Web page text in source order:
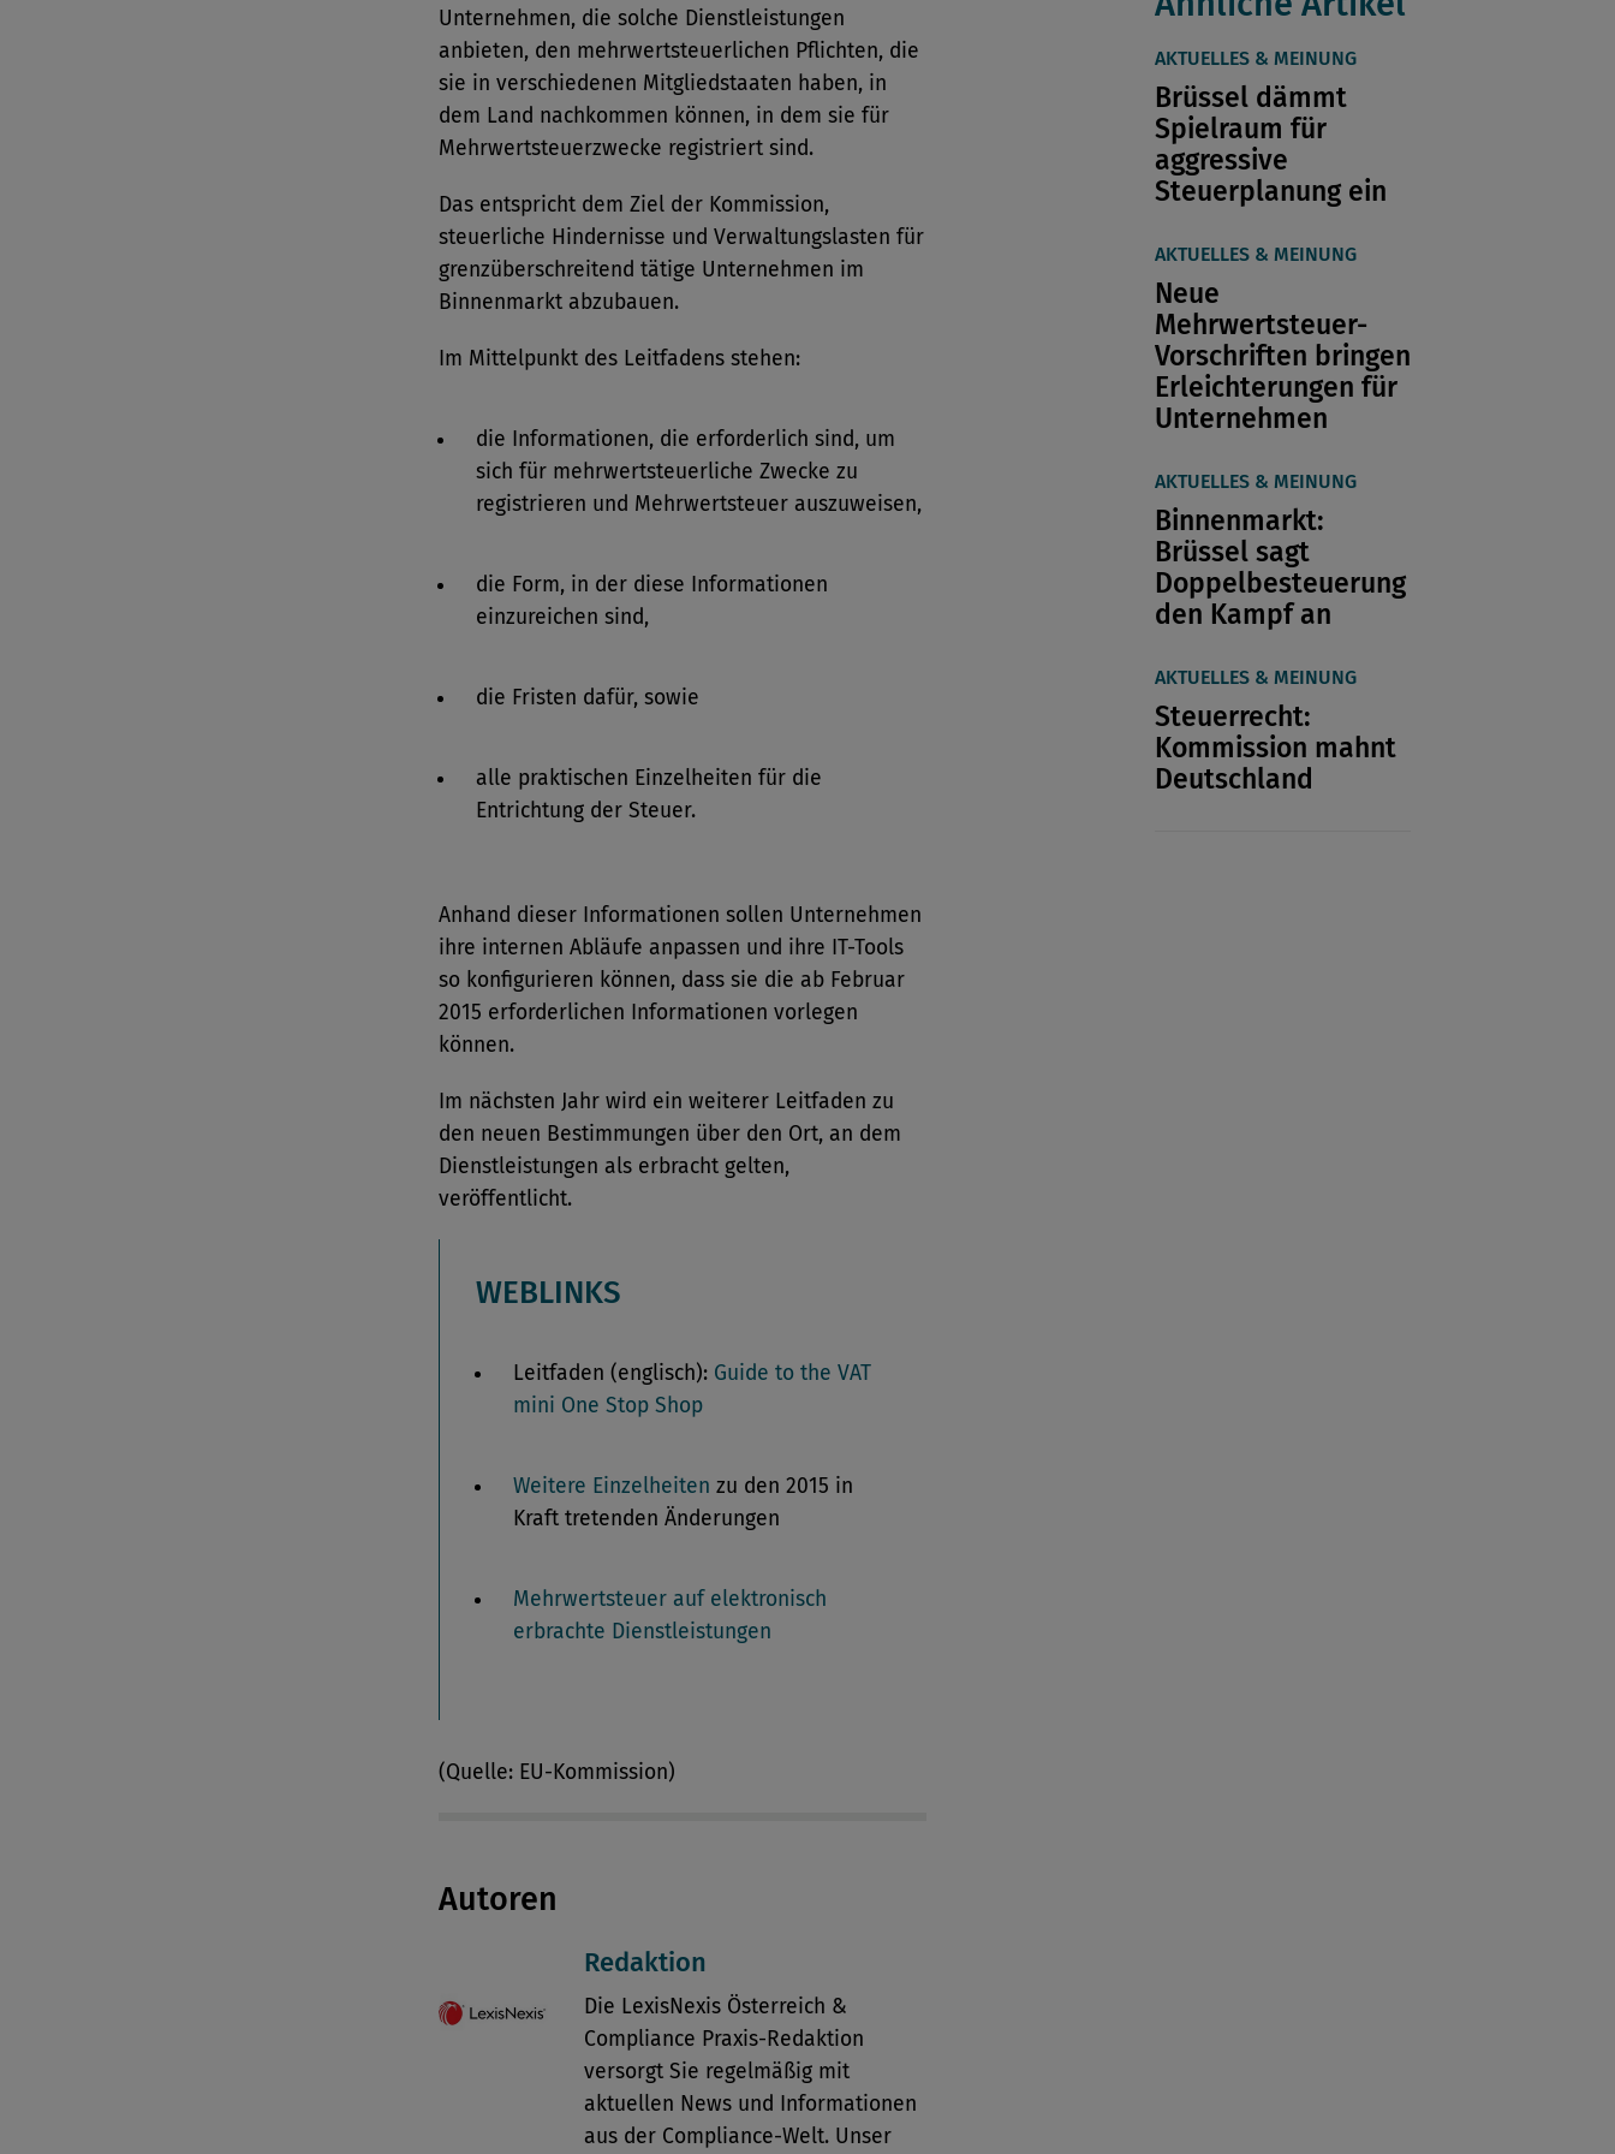
Unternehmen, die solche Dienstleistungen
anbieten, den mehrwertsteuerlichen Pflichten, die
sie in verschiedenen Mitgliedstaaten haben, in
dem Land nachkommen können, in dem sie für
Mehrwertsteuerzwecke registriert sind.
Das entspricht dem Ziel der Kommission,
steuerliche Hindernisse und Verwaltungslasten für
grenzüberschreitend tätige Unternehmen im
Binnenmarkt abzubauen.
Im Mittelpunkt des Leitfadens stehen:
die Informationen, die erforderlich sind, um
sich für mehrwertsteuerliche Zwecke zu
registrieren und Mehrwertsteuer auszuweisen,
die Form, in der diese Informationen
einzureichen sind,
die Fristen dafür, sowie
alle praktischen Einzelheiten für die
Entrichtung der Steuer.
Anhand dieser Informationen sollen Unternehmen
ihre internen Abläufe anpassen und ihre IT-Tools
so konfigurieren können, dass sie die ab Februar
2015 erforderlichen Informationen vorlegen
können.
Im nächsten Jahr wird ein weiterer Leitfaden zu
den neuen Bestimmungen über den Ort, an dem
Dienstleistungen als erbracht gelten,
veröffentlicht.
WEBLINKS
Leitfaden (englisch): Guide to the VAT
mini One Stop Shop
Weitere Einzelheiten zu den 2015 in
Kraft tretenden Änderungen
Mehrwertsteuer auf elektronisch
erbrachte Dienstleistungen
(Quelle: EU-Kommission)
Autoren
Redaktion
Die LexisNexis Österreich &
Compliance Praxis-Redaktion
versorgt Sie regelmäßig mit
aktuellen News und Informationen
aus der Compliance-Welt. Unser
AKTUELLES & MEINUNG
Brüssel dämmt
Spielraum für
aggressive
Steuerplanung ein
AKTUELLES & MEINUNG
Neue
Mehrwertsteuer-
Vorschriften bringen
Erleichterungen für
Unternehmen
AKTUELLES & MEINUNG
Binnenmarkt:
Brüssel sagt
Doppelbesteuerung
den Kampf an
AKTUELLES & MEINUNG
Steuerrecht:
Kommission mahnt
Deutschland